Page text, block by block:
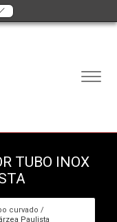
TUBO INOX
curvado
Paulista